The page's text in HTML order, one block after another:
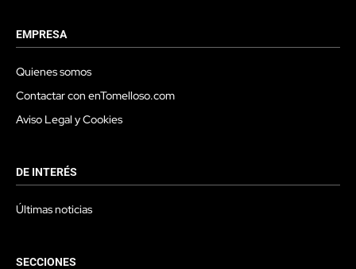
EMPRESA
Quienes somos
Contactar con enTomelloso.com
Aviso Legal y Cookies
DE INTERÉS
Últimas noticias
SECCIONES